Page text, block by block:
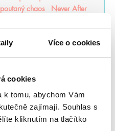
Více o cookies
cookies
k tomu, abychom Vám
zajímají. Souhlas s
kliknutím na tlačítko
chaos
Never After
Odkaz lidské mysli
Oheň a kov
Ohnivák
bohů
Osud a plamen
smrt
Panovo znamení
Percy Jackson